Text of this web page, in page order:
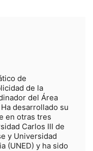
de
de la
del Área
desarrollado su
en otras tres
Carlos III de
y Universidad
(UNED) y ha sido